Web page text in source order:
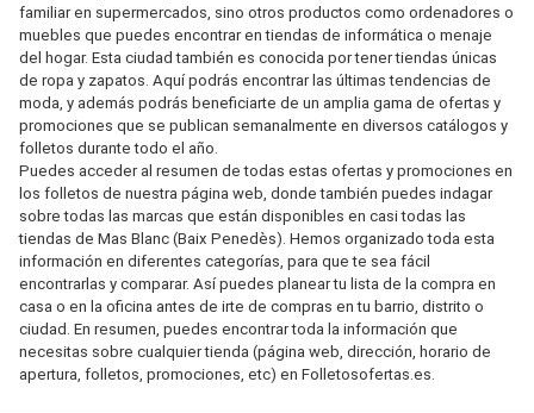
familiar en supermercados, sino otros productos como ordenadores o
muebles que puedes encontrar en tiendas de informática o menaje
del hogar. Esta ciudad también es conocida por tener tiendas únicas
de ropa y zapatos. Aquí podrás encontrar las últimas tendencias de
moda, y además podrás beneficiarte de un amplia gama de ofertas y
promociones que se publican semanalmente en diversos catálogos y
folletos durante todo el año.
Puedes acceder al resumen de todas estas ofertas y promociones en
los folletos de nuestra página web, donde también puedes indagar
sobre todas las marcas que están disponibles en casi todas las
tiendas de Mas Blanc (Baix Penedès). Hemos organizado toda esta
información en diferentes categorías, para que te sea fácil
encontrarlas y comparar. Así puedes planear tu lista de la compra en
casa o en la oficina antes de irte de compras en tu barrio, distrito o
ciudad. En resumen, puedes encontrar toda la información que
necesitas sobre cualquier tienda (página web, dirección, horario de
apertura, folletos, promociones, etc) en Folletosofertas.es.